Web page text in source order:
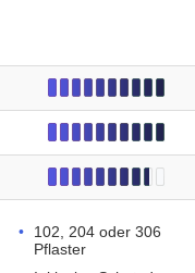
102, 204 oder 306
Pflaster